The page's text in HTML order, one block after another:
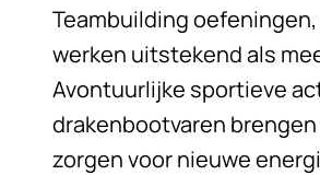
Teambuilding
werken uitstekend als
Avontuurlijke sportieve
drakenbootvaren
zorgen voor nieuwe